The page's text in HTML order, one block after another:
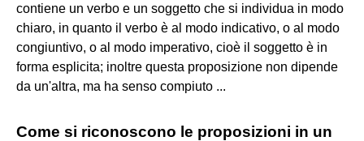
contiene un verbo e un soggetto che si individua in modo
chiaro, in quanto il verbo è al modo indicativo, o al modo
congiuntivo, o al modo imperativo, cioè il soggetto è in
forma esplicita; inoltre questa proposizione non dipende
da un'altra, ma ha senso compiuto ...
Come si riconoscono le proposizioni in un